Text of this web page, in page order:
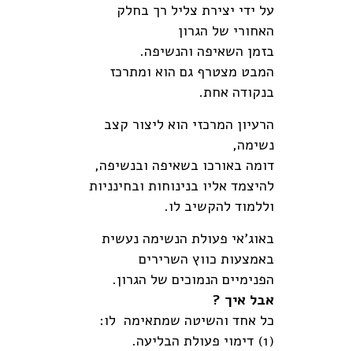
על ידי יצירת צליל רך בחלק
האחורי של הגרון
בזמן השאיפה והנשיפה.
המבט מצטרף גם הוא ומתרכז
בנקודה אחת.
הרעיון המרכזי הוא ליצור קצב
נשימה,
דומה באורכו בשאיפה ובנשיפה,
להיצמד אליו בנינוחות ובחינניות
וללמוד להקשיב לו.
באוג'אי פעולת הנשימה נעשית
באמצעות כווץ השרירים
הפנימיים הנמוכים של הגרון.
אבל איך ?
כל אחד והשיטה שמתאימה לו:
(1) דימוי פעולת הבליעה.